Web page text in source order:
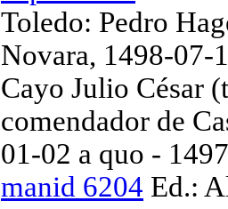
Toledo: Pedro
Novara, 1498-07-
Cayo Julio César
comendador de
01-02 a quo -
manid 6204 Ed.: